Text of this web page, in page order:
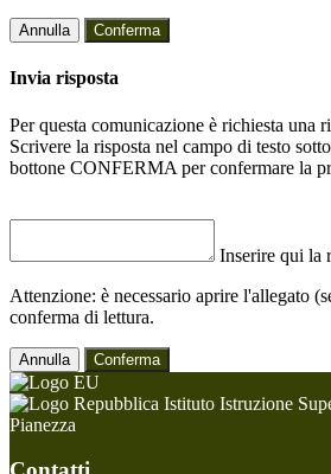
Annulla Conferma
Invia risposta
Per questa comunicazione è richiesta una
Scrivere la risposta nel campo di testo
bottone CONFERMA per confermare la
Inserire qui la
Attenzione: è necessario aprire l'allegato
conferma di lettura.
Annulla Conferma
Istituto Istruzione
Pianezza